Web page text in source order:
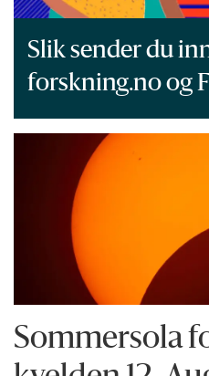
Slik sender du
forskning.no og
Sommersola